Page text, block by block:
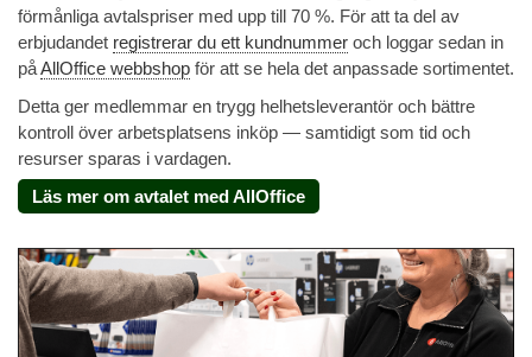
förmånliga avtalspriser med upp till 70 %. För att ta del av
erbjudandet registrerar du ett kundnummer och loggar sedan in
påAllOffice webbshop för att se hela det anpassade sortimentet.
Detta ger medlemmar en trygg helhetsleverantör och bättre
kontroll över arbetsplatsens inköp — samtidigt som tid och
resurser sparas i vardagen.
Läs mer om avtalet med AllOffice